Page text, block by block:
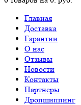
Главная
Доставка
Гарантии
О нас
Отзывы
Новости
Контакты
Партнеры
Дропшиппинг